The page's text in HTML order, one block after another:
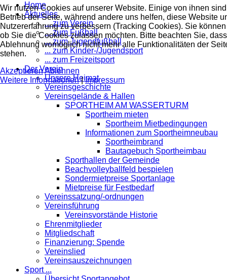
Home
Aktuelles
... zum Verein
... zum Fußball
... zum Jugendfußball
... zum Kinder-/Jugendsport
... zum Freizeitsport
Der Verein
Unsere Heimat
Vereinsgeschichte
Vereinsgelände & Hallen
SPORTHEIM AM WASSERTURM
Sportheim mieten
Sportheim Mietbedingungen
Informationen zum Sportheimneubau
Sportheimbrand
Bautagebuch Sportheimbau
Sporthallen der Gemeinde
Beachvolleyballfeld bespielen
Sondermietpreise Sportanlage
Mietpreise für Festbedarf
Vereinssatzung/-ordnungen
Vereinsführung
Vereinsvorstände Historie
Ehrenmitglieder
Mitgliedschaft
Finanzierung: Spende
Vereinslied
Vereinsauszeichnungen
Sport ...
Wir nutzen Cookies auf unserer Website. Einige von ihnen
Betrieb der Seite, während andere uns helfen, diese Website
Nutzererfahrung zu verbessern (Tracking Cookies). Sie
ob Sie die Cookies zulassen möchten. Bitte beachten Sie,
Ablehnung womöglich nicht mehr alle Funktionalitäten der
stehen.
AkzeptierenAblehnen
Weitere Informationen|Impressum